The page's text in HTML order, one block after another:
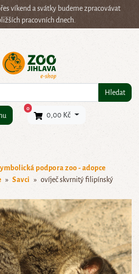
víkend a svátky budeme zpracovávat
pracovních dnech.
Hledat
0×
0,00 Kč
podpora zoo - adopce
Savci ovíječ skvrnitý filipínský